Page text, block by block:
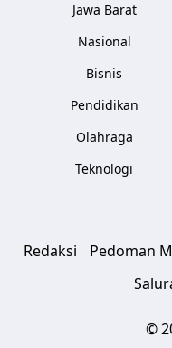
Jawa Barat
Nasional
Bisnis
Pendidikan
Olahraga
Teknologi
Redaksi Pedoman
©